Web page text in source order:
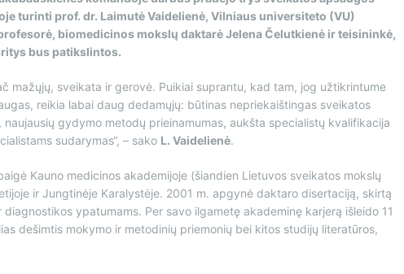
turinti prof. dr. Laimutė Vaidelienė, Vilniaus universiteto (VU)
biomedicinos mokslų daktarė Jelena Čelutkienė ir teisininkė,
bus patikslintos.
mažųjų, sveikata ir gerovė. Puikiai suprantu, kad tam, jog užtikrintume
reikia labai daug dedamųjų: būtinas nepriekaištingas sveikatos
gydymo metodų prieinamumas, aukšta specialistų kvalifikacija
sudarymas“, – sako L. Vaidelienė.
Kauno medicinos akademijoje (šiandien Lietuvos sveikatos mokslų
ir Jungtinėje Karalystėje. 2001 m. apgynė daktaro disertaciją, skirtą
ypatumams. Per savo ilgametę akademinę karjerą išleido 11
dešimtis mokymo ir metodinių priemonių bei kitos studijų literatūros,